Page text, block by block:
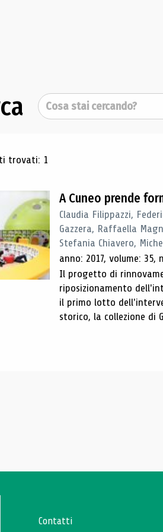
Cerca
di ricerca
trovati: 1
A Cuneo prende
Claudia Filippazzi,
Gazzera, Raffaella
Stefania Chiavero,
anno: 2017, volume: 35,
Il progetto di
riposizionamento
il primo lotto
storico, la collezione di
Contatti